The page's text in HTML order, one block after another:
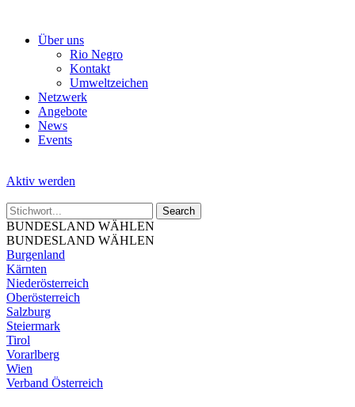
Über uns
Rio Negro
Kontakt
Umweltzeichen
Netzwerk
Angebote
News
Events
Aktiv werden
BUNDESLAND WÄHLEN
BUNDESLAND WÄHLEN
Burgenland
Kärnten
Niederösterreich
Oberösterreich
Salzburg
Steiermark
Tirol
Vorarlberg
Wien
Verband Österreich